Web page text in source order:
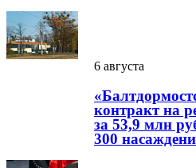
6 августа
контракт на
за 53,9 млн
300